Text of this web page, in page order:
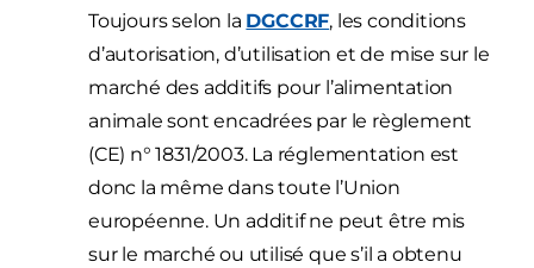
Toujours selon la DGCCRF, les conditions
d’autorisation, d’utilisation et de mise sur le
marché des additifs pour l’alimentation
animale sont encadrées par le règlement
(CE) n° 1831/2003. La réglementation est
donc la même dans toute l’Union
européenne. Un additif ne peut être mis
sur le marché ou utilisé que s’il a obtenu